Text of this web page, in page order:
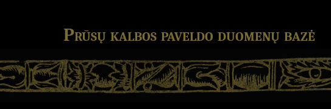
Prūsų kalbos paveldo duomenų bazė